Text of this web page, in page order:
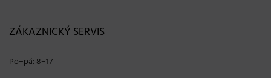
ZÁKAZNICKÝ SERVIS
Po−pá: 8−17